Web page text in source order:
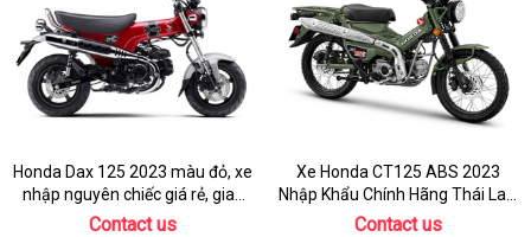
Honda Dax 125 2023 màu đỏ, xe
nhập nguyên chiếc giá rẻ, giao
hồ sơ ngay
Contact us
Xe Honda CT125 ABS 2023
Nhập Khẩu Chính Hãng Thái Lan,
Đủ Phụ Kiện Đồ Chơi
Contact us